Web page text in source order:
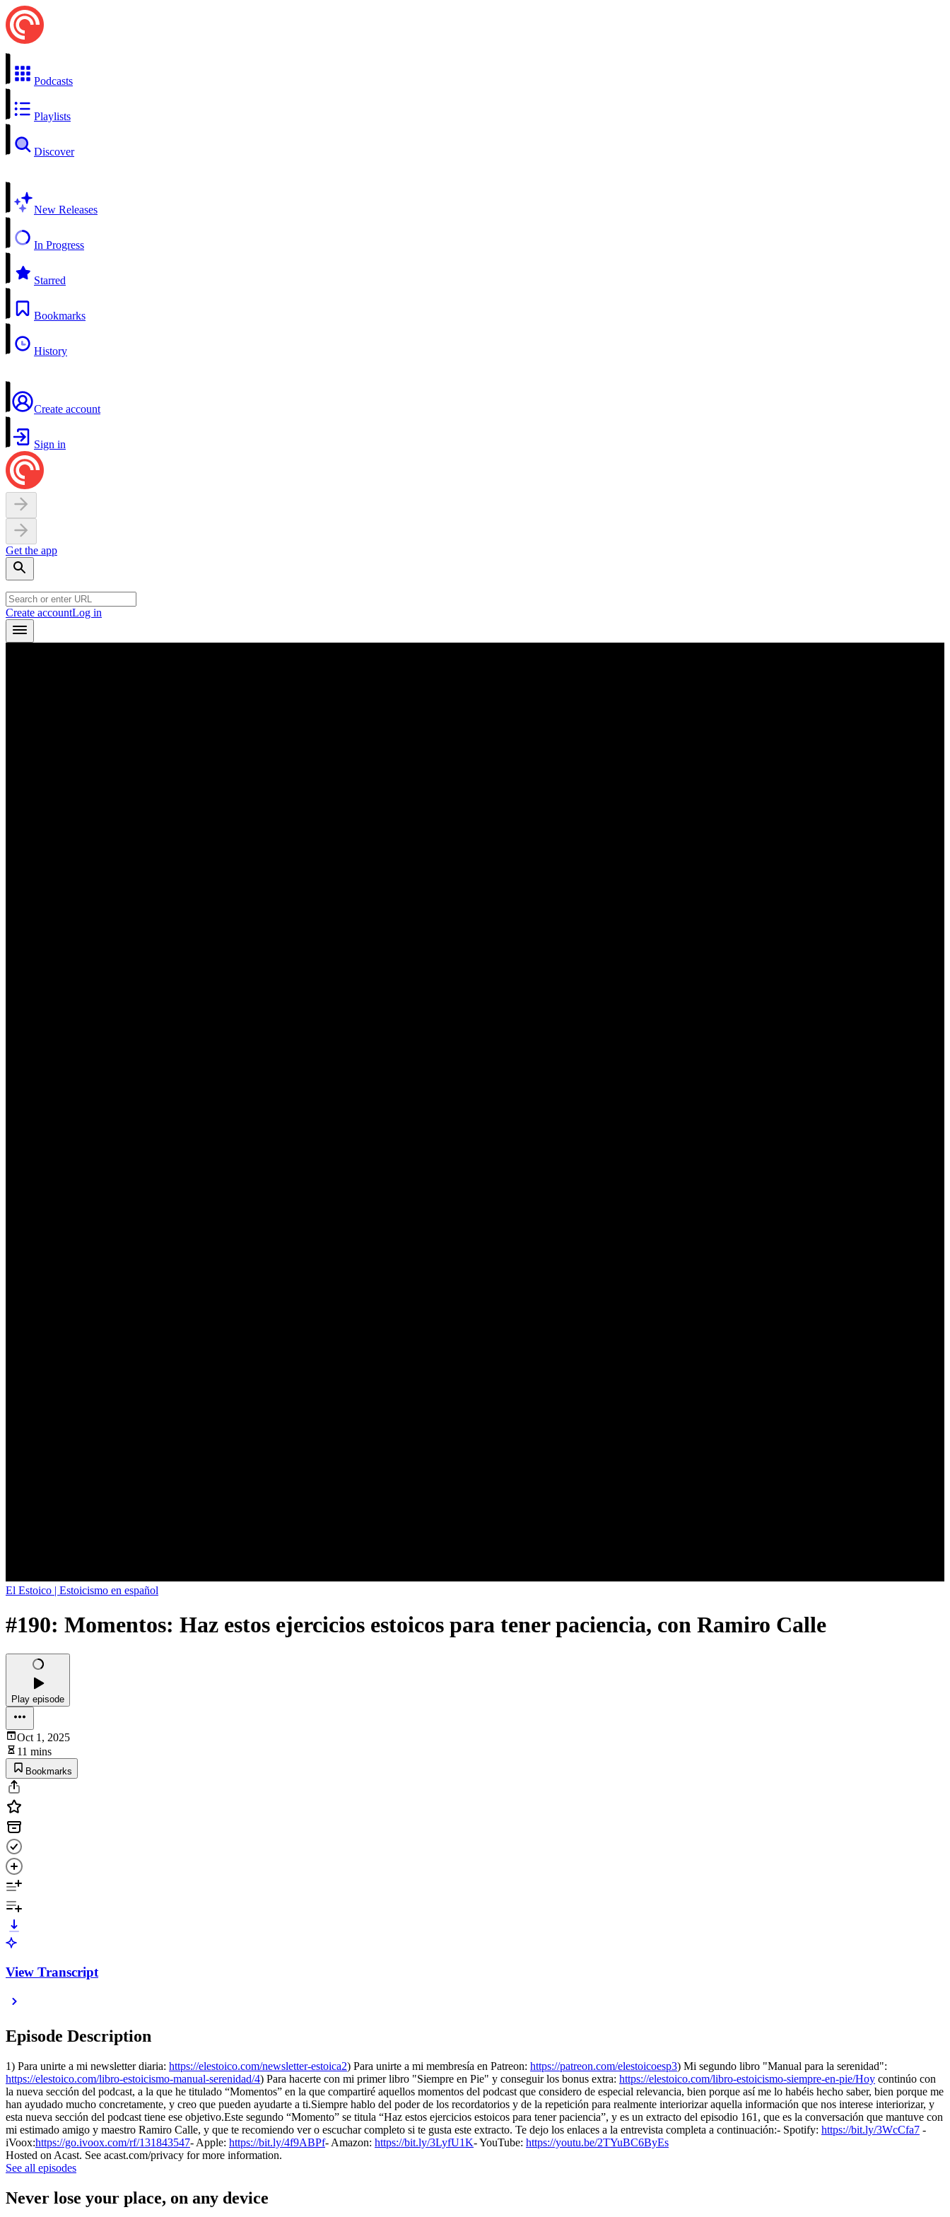
Podcasts
Playlists
Discover
New Releases
In Progress
Starred
Bookmarks
History
Create account
Sign in
Get the app
Create accountLog in
El Estoico | Estoicismo en español
#190: Momentos: Haz estos ejercicios estoicos para tener paciencia, con Ramiro Calle
Play episode
Oct 1, 2025
11 mins
Bookmarks
View Transcript
Episode Description
1) Para unirte a mi newsletter diaria: https://elestoico.com/newsletter-estoica2) Para unirte a mi membresía en Patreon: https://patreon.com/elestoicoesp3) Mi segundo libro "Manual para la serenidad":
https://elestoico.com/libro-estoicismo-manual-serenidad/4) Para hacerte con mi primer libro "Siempre en Pie" y conseguir los bonus extra: https://elestoico.com/libro-estoicismo-siempre-en-pie/Hoy continúo con
la nueva sección del podcast, a la que he titulado “Momentos” en la que compartiré aquellos momentos del podcast que considero de especial relevancia, bien porque así me lo habéis hecho saber, bien porque me
han ayudado mucho concretamente, y creo que pueden ayudarte a ti.Siempre hablo del poder de los recordatorios y de la repetición para realmente interiorizar aquella información que nos interese interiorizar, y
esta nueva sección del podcast tiene ese objetivo.Este segundo “Momento” se titula “Haz estos ejercicios estoicos para tener paciencia”, y es un extracto del episodio 161, que es la conversación que mantuve con
mi estimado amigo y maestro Ramiro Calle, y que te recomiendo ver o escuchar completo si te gusta este extracto. Te dejo los enlaces a la entrevista completa a continuación:- Spotify: https://bit.ly/3WcCfa7 -
iVoox:https://go.ivoox.com/rf/131843547- Apple: https://bit.ly/4f9ABPf- Amazon: https://bit.ly/3LyfU1K- YouTube: https://youtu.be/2TYuBC6ByEs
Hosted on Acast. See acast.com/privacy for more information.
See all episodes
Never lose your place, on any device